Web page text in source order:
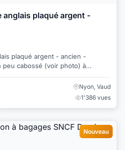
argent -
plaqué argent - ancien -
peu cabossé (voir photo) à
in Engl...
Nyon, Vaud
1'386 vues
Nouveau